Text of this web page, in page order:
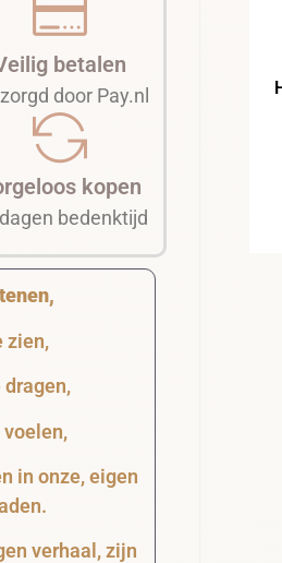
betalen
door Pay.nl
kopen
bedenktijd
zien,
dragen,
in onze, eigen
verhaal, zijn